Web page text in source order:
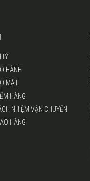
HÀNH
MẬT
HÀNG
NHIỆM VẬN CHUYỂN
HÀNG